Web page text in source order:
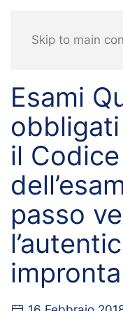
Skip to main
Esami
il
passo